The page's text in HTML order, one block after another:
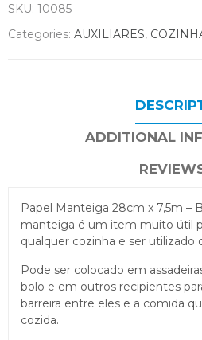
SKU: 10085
Categories: AUXILIARES,
ADDITIONAL
Papel Manteiga 28cm x 7,5m –
manteiga é um item muito útil
qualquer cozinha e ser utilizado
Pode ser colocado em
bolo e em outros recipientes
barreira entre eles e a comida
cozida.